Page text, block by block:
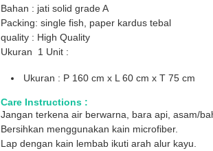
Bahan : jati solid grade A
Packing: single fish, paper kardus tebal
quality : High Quality
Ukuran 1 Unit :
Ukuran : P 160 cm x L 60 cm x T 75 cm
Care Instructions :
Jangan terkena air berwarna, bara api, asam/
Bersihkan menggunakan kain microfiber.
Lap dengan kain lembab ikuti arah alur kayu.